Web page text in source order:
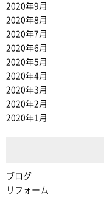
2020年9月
2020年8月
2020年7月
2020年6月
2020年5月
2020年4月
2020年3月
2020年2月
2020年1月
ブログ
リフォーム